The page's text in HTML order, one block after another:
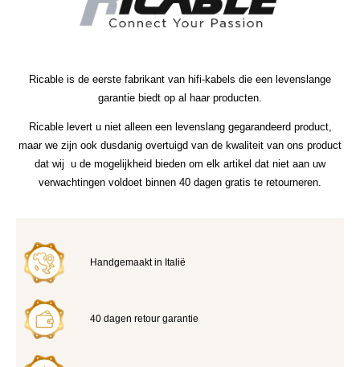
Ricable is de eerste fabrikant van hifi-kabels die een levenslange
garantie biedt op al haar producten.
Ricable levert u niet alleen een levenslang gegarandeerd product,
maar we zijn ook dusdanig overtuigd van de kwaliteit van ons product
dat wij u de mogelijkheid bieden om elk artikel dat niet aan uw
verwachtingen voldoet binnen 40 dagen gratis te retourneren.
Handgemaakt in Italië
40 dagen retour garantie